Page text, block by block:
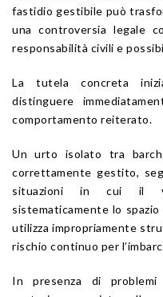
fastidio gestibile può
una controversia legale
responsabilità civili e
La tutela concreta
distinguere
comportamento reiterato.
Un urto isolato tra
correttamente gestito,
situazioni in cui il
sistematicamente lo
utilizza impropriamente
rischio continuo per
In presenza di